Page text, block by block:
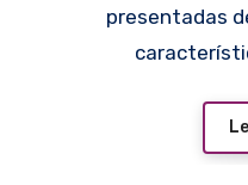
presentadas